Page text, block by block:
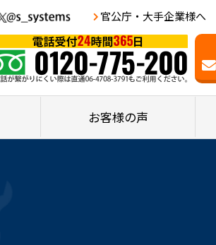
官公庁・大手企業様へ
お客様の声